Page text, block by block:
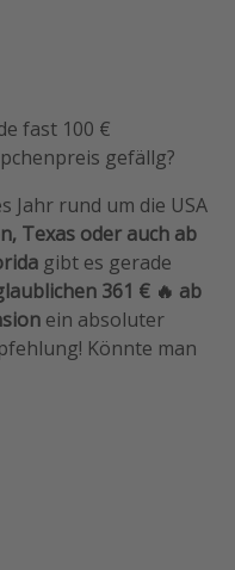
fast 100 €
gefällg?
Jahr rund um die USA
Texas oder auch ab
gibt es gerade
361 € 🔥 ab
ein absoluter
Könnte man